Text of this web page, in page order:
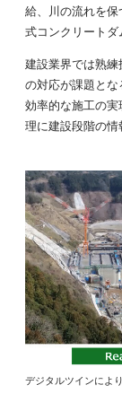
給、川の流れを保
式コンクリートダ
建設業界では熟
の対応が課題と
効率的な施工の
理に建設段階の情
デジタルツインによ